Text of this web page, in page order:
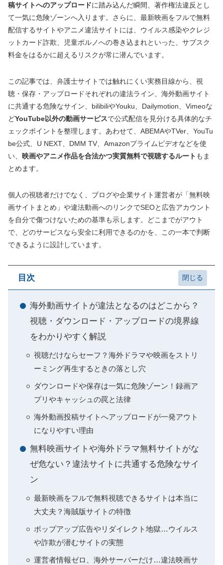
稿サイトへのアップロードに踏み込んだ瞬間、著作権法違反とし
て一気に危険ゾーンへ入ります。さらに、最新映画をフルで無料
配信するサイトやアニメ違法サイトには、ウイルス感染やクレジ
ットカード詐欺、児童ポルノへの巻き込まれといった、サブスク
料金をはるかに超えるリスクが常に潜んでいます。
この記事では、弁護士サイトでは触れにくい実務目線から、視
聴・保存・アップロードそれぞれの違法ライン、海外動画サイト
に共通する危険なサイン、bilibiliやYouku、Dailymotion、Vimeoな
どYouTube以外の動画サービスで公式配信を見分ける具体的なチ
ェックポイントを整理します。あわせて、ABEMAやTVer、YouTu
be公式、U NEXT、DMM TV、Amazonプライムビデオなどを使
い、 映画やアニメ作品を合法かつ実質無料で視聴するルート もま
とめます。
個人の視聴者だけでなく、ブログや企業サイト運営者が「無料映
画サイトまとめ」や違法動画へのリンクでSEOと広告アカウント
を自分で傷つけないための基準も示します。どこまでがアウト
で、どのサービスなら安全に利用できるのかを、この一本で判断
できるように設計しています。
目次
海外動画サイトが違法となるのはどこから？
視聴・ダウンロード・アップロードの境界線
をわかりやすく解説
視聴だけならセーフ？海外ドラマや映画をストリ
ーミング再生するときの落とし穴
ダウンロードや保存は一気に危険ゾーン！録画ア
プリやキャッシュの罠と法律
海外動画投稿サイトへアップロードが一発アウト
になりやすい理由
無料映画サイトや海外ドラマ無料サイトがな
ぜ危ない？違法サイトに共通する危険なサイ
ン
最新映画をフルで無料視聴できるサイトは本当に
大丈夫？海賊版サイトの特徴
ポップアップ広告やリダイレクト地獄…ウイルス
や詐欺が潜むサイトの実態
運営者情報ゼロ、海外サーバーだけ…違法映画サ